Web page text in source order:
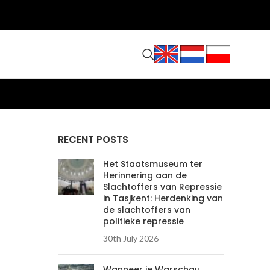
RECENT POSTS
Het Staatsmuseum ter
Herinnering aan de
Slachtoffers van Repressie
in Tasjkent: Herdenking van
de slachtoffers van
politieke repressie
30th July 2026